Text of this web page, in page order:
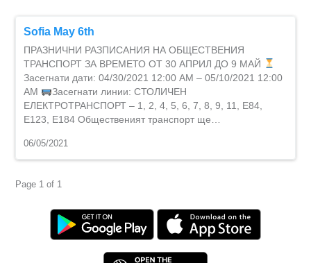
Sofia May 6th
ПРАЗНИЧНИ РАЗПИСАНИЯ НА ОБЩЕСТВЕНИЯ
ТРАНСПОРТ ЗА ВРЕМЕТО ОТ 30 АПРИЛ ДО 9 МАЙ
Засегнати дати: 04/30/2021 12:00 AM – 05/10/2021 12:00
AM
Засегнати линии: СТОЛИЧЕН
ЕЛЕКТРОТРАНСПОРТ – 1, 2, 4, 5, 6, 7, 8, 9, 11, E84,
Е123, E184 Общественият транспорт ще…
06/05/2021
Page 1 of 1